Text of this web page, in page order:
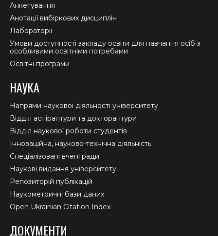
Анкетування
Анотації вибіркових дисциплін
Лабораторії
Умови доступності закладу освіти для навчання осіб з
особливими освітніми потребами
Освітні програми
НАУКА
Напрями наукової діяльності університету
Відділ аспірантури та докторантури
Відділ наукової роботи студентів
Інноваційна, науково-технічна діяльність
Спеціалізовані вчені ради
Наукові видання університету
Репозиторій публікацій
Наукометричні бази даних
Open Ukrainian Citation Index
ДОКУМЕНТИ